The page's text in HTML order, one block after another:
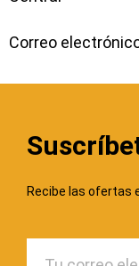
Correo
Recibe las ofertas